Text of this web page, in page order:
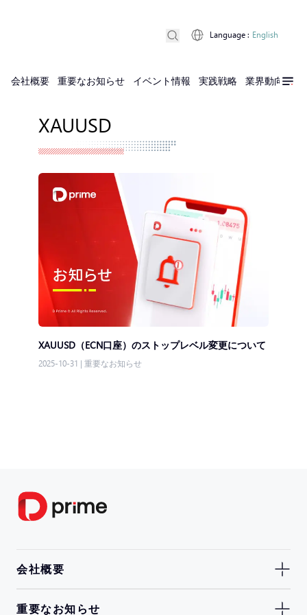
会社概要 重要なお知らせ イベント情報 実践戦略 業界動向 実
Language : English
XAUUSD
XAUUSD（ECN口座）のストップレベル変更について
2025-10-31 | 重要なお知らせ
会社概要
重要なお知らせ